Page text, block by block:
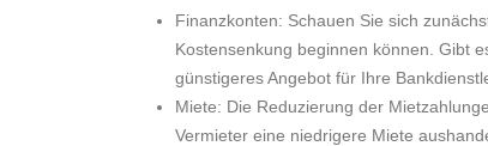
Finanzkonten: Schauen Sie sich
Kostensenkung beginnen können. Gibt
günstigeres Angebot für Ihre
Miete: Die Reduzierung der
Vermieter eine niedrigere Miete